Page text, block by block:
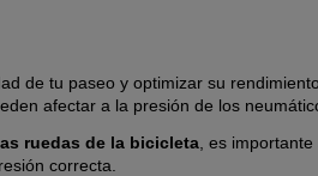
de tu paseo y optimizar su
afectar a la presión de los
ruedas de la bicicleta , es
correcta.